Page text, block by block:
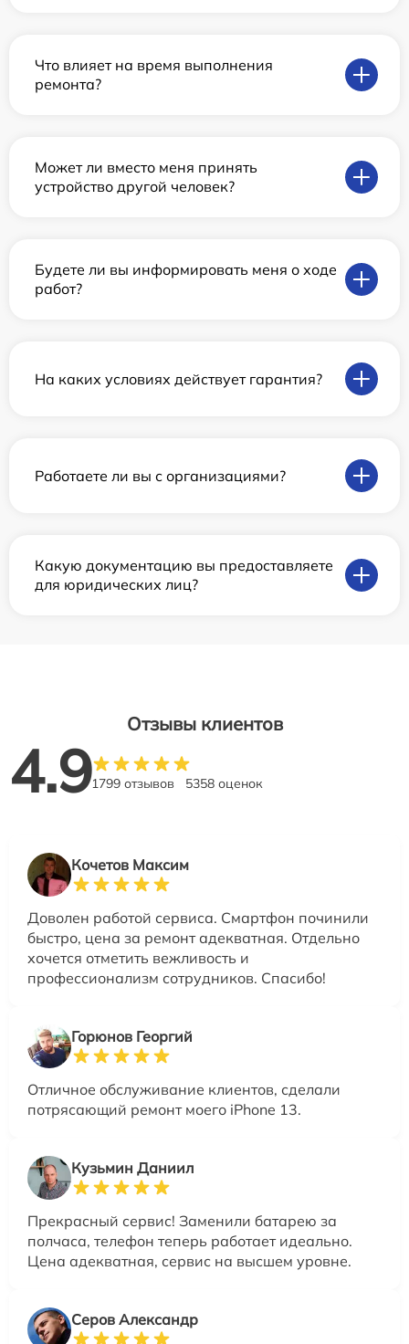
Что влияет на время выполнения
ремонта?
Может ли вместо меня принять
устройство другой человек?
Будете ли вы информировать меня о ходе
работ?
На каких условиях действует гарантия?
Работаете ли вы с организациями?
Какую документацию вы предоставляете
для юридических лиц?
Отзывы клиентов
4.91799 отзывов 5358 оценок
Кочетов Максим
Доволен работой сервиса. Смартфон починили
быстро, цена за ремонт адекватная. Отдельно
хочется отметить вежливость и
профессионализм сотрудников. Спасибо!
Горюнов Георгий
Отличное обслуживание клиентов, сделали
потрясающий ремонт моего iPhone 13.
Кузьмин Даниил
Прекрасный сервис! Заменили батарею за
полчаса, телефон теперь работает идеально.
Цена адекватная, сервис на высшем уровне.
Серов Александр